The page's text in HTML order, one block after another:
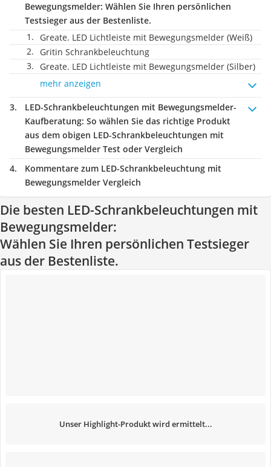
Bewegungsmelder: Wählen Sie Ihren persönlichen
Testsieger aus der Bestenliste.
Greate. LED Lichtleiste mit Bewegungsmelder (Weiß)
Gritin Schrankbeleuchtung
Greate. LED Lichtleiste mit Bewegungsmelder (Silber)
mehr anzeigen
LED-Schrankbeleuchtungen mit Bewegungsmelder-
Kaufberatung: So wählen Sie das richtige Produkt
aus dem obigen LED-Schrankbeleuchtungen mit
Bewegungsmelder Test oder Vergleich
Kommentare zum LED-Schrankbeleuchtung mit
Bewegungsmelder Vergleich
Die besten LED-Schrankbeleuchtungen mit
Bewegungsmelder:
Wählen Sie Ihren persönlichen Testsieger
aus der Bestenliste.
Unser Highlight-Produkt wird ermittelt...